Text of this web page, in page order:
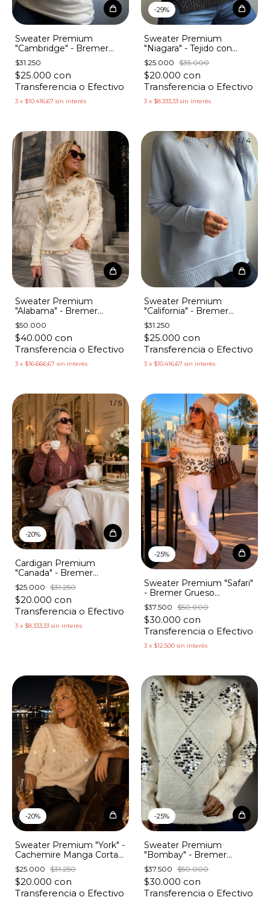
Sweater Premium
"Cambridge" - Bremer
con Apliques Dorados
$31.250
$25.000 con
Transferencia o Efectivo
3 x $10.416,67 sin interés
-29%
Sweater Premium
"Niagara" - Tejido con
Lurex
$25.000 $35.000
$20.000 con
Transferencia o Efectivo
3 x $8.333,33 sin interés
3
Sweater Premium
"Alabama" - Bremer
Grueso Flores Bordadas
$50.000
$40.000 con
Transferencia o Efectivo
3 x $16.666,67 sin interés
1/4
Sweater Premium
"California" - Bremer
Ancho Detalles en Lurex
$31.250
$25.000 con
Transferencia o Efectivo
3 x $10.416,67 sin interés
1 /5
-20%
Cardigan Premium
"Canada" - Bremer
Lentejuelas
$25.000 $31.250
$20.000 con
Transferencia o Efectivo
3 x $8.333,33 sin interés
1/3
-25%
Sweater Premium "Safari"
- Bremer Grueso
Lentejuelas A.Print
$37.500 $50.000
$30.000 con
Transferencia o Efectivo
3 x $12.500 sin interés
1/4
-20%
Sweater Premium "York" -
Cachemire Manga Corta
Maxi Lentejuelas
$25.000 $31.250
$20.000 con
Transferencia o Efectivo
1/ 8
-25%
Sweater Premium
"Bombay" - Bremer
Grueso Lentejuelas
Triángulos
$37.500 $50.000
$30.000 con
Transferencia o Efectivo